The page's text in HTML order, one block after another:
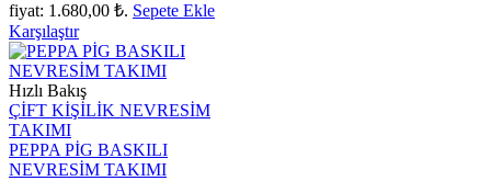
fiyat: 1.680,00 ₺. Sepete Ekle
Karşılaştır
Hızlı Bakış
ÇİFT KİŞİLİK NEVRESİM
TAKIMI
PEPPA PİG BASKILI
NEVRESİM TAKIMI